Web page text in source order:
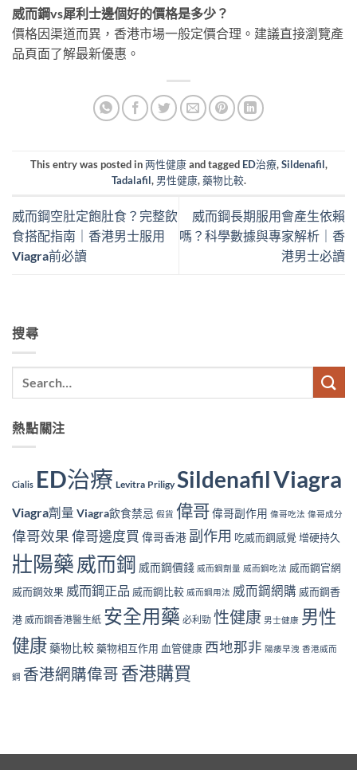
威而鋼vs犀利士邊個好的價格是多少？
價格因渠道而異，香港市場一般定價合理。建議直接瀏覽產
品頁面了解最新優惠。
This entry was posted in两性健康and tagged ED治療,Sildenafil,
Tadalafil, 男性健康,藥物比較.
威而鋼空肚定飽肚食？完整飲
食搭配指南｜香港男士服用
Viagra前必讀
威而鋼長期服用會產生依賴
嗎？科學數據與專家解析｜香
港男士必讀
搜尋
熱點關注
Cialis ED治療 Levitra Priligy SildenafilViagra
Viagra劑量 Viagra飲食禁忌 假貨 偉哥偉哥副作用 偉哥吃法 偉哥成分
偉哥效果偉哥邊度買 偉哥香港 副作用 吃威而鋼感覺 增硬持久
壯陽藥 威而鋼 威而鋼價錢 威而鋼劑量 威而鋼吃法 威而鋼官網
威而鋼效果 威而鋼正品 威而鋼比較 威而鋼用法 威而鋼網購 威而鋼香
港 威而鋼香港醫生紙 安全用藥 必利勁 性健康 男士健康 男性
健康藥物比較藥物相互作用 血管健康 西地那非 陽痿早洩 香港威而
鋼 香港網購偉哥 香港購買